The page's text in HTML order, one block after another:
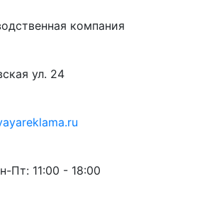
компания
ул. 24
Пт: 11:00 - 18:00